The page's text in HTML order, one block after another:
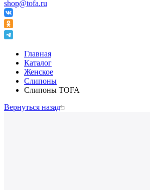
shop@tofa.ru
Главная
Каталог
Женское
Слипоны
Слипоны TOFA
Вернуться назад